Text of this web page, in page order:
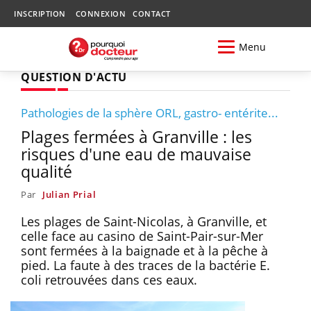
INSCRIPTION CONNEXION CONTACT
Menu
QUESTION D'ACTU
Pathologies de la sphère ORL, gastro- entérite...
Plages fermées à Granville : les
risques d'une eau de mauvaise
qualité
Par Julian Prial
Les plages de Saint-Nicolas, à Granville, et
celle face au casino de Saint-Pair-sur-Mer
sont fermées à la baignade et à la pêche à
pied. La faute à des traces de la bactérie E.
coli retrouvées dans ces eaux.